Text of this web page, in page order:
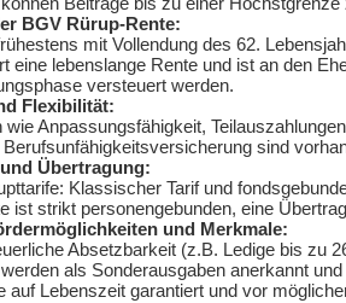
BGV Rürup-Rente:
mit Vollendung des 62.
eine lebenslange Rente und ist an den
versteuert werden.
Flexibilität:
wie Anpassungsfähigkeit,
Berufsunfähigkeitsversicherung sind
Übertragung:
Klassischer Tarif und
ist strikt personengebunden, eine
und Merkmale:
Absetzbarkeit (z.B. Ledige bis zu
als Sonderausgaben anerkannt
auf Lebenszeit garantiert und vor